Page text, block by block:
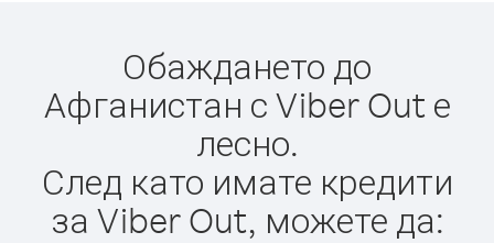
Обаждането до
Афганистан с Viber Out е
лесно.
След като имате кредити
за Viber Out, можете да: